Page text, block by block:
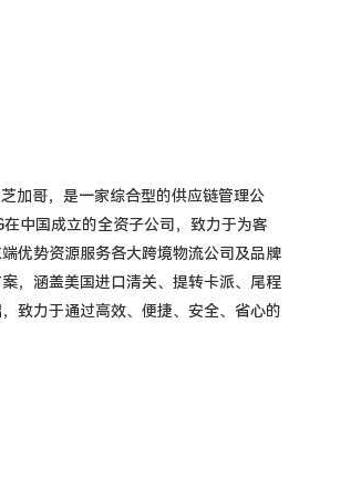
加哥，是一家综合型的供应链管理公
中国成立的全资子公司，致力于为客
优势资源服务各大跨境物流公司及品牌
，涵盖美国进口清关、提转卡派、尾程
致力于通过高效、便捷、安全、省心的